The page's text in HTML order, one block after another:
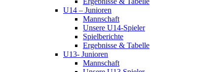
U14 – Junioren
Mannschaft
Unsere U14-Spieler
Spielberichte
Ergebnisse & Tabelle
U13- Junioren
Mannschaft